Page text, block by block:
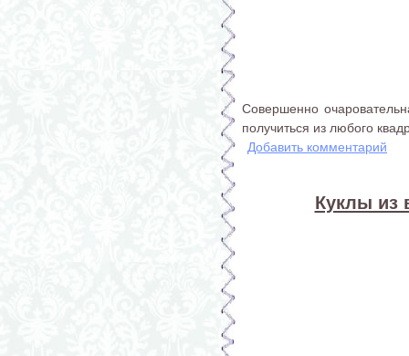
Совершенно
получиться из любого
Добавить комментарий
Куклы из